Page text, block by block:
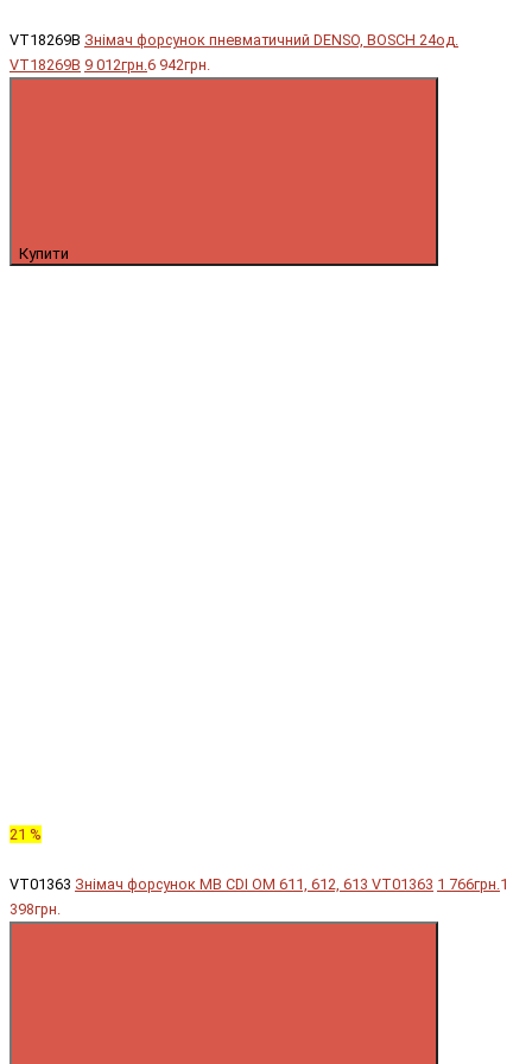
VT18269B Знімач форсунок пневматичний DENSO, BOSCH 24од.
VT18269B 9 012грн. 6 942грн.
Купити
21 %
VT01363 Знімач форсунок MB CDI OM 611, 612, 613 VT01363 1 766грн. 1
398грн.